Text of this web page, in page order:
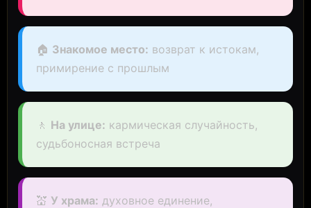
🏠 Знакомое место: возврат к истокам,
примирение с прошлым
🚶 На улице: кармическая случайность,
судьбоносная встреча
💒 У храма: духовное единение,